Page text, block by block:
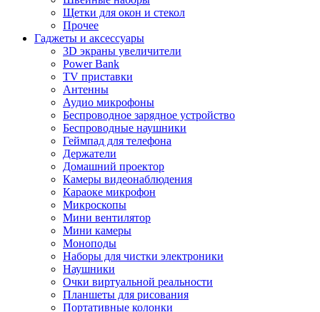
Щетки для окон и стекол
Прочее
Гаджеты и аксессуары
3D экраны увеличители
Power Bank
TV приставки
Антенны
Аудио микрофоны
Беспроводное зарядное устройство
Беспроводные наушники
Геймпад для телефона
Держатели
Домашний проектор
Камеры видеонаблюдения
Караоке микрофон
Микроскопы
Мини вентилятор
Мини камеры
Моноподы
Наборы для чистки электроники
Наушники
Очки виртуальной реальности
Планшеты для рисования
Портативные колонки